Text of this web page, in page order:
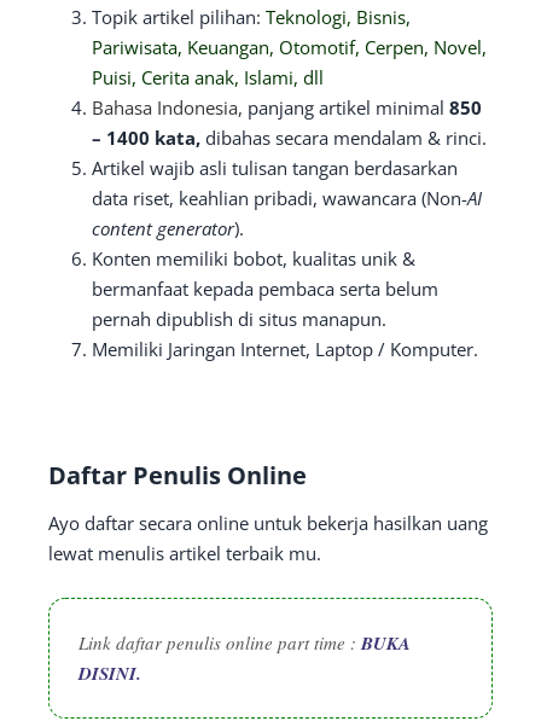
Topik artikel pilihan: Teknologi, Bisnis,
Pariwisata, Keuangan, Otomotif, Cerpen, Novel,
Puisi, Cerita anak, Islami, dll
Bahasa Indonesia, panjang artikel minimal 850
– 1400 kata, dibahas secara mendalam & rinci.
Artikel wajib asli tulisan tangan berdasarkan
data riset, keahlian pribadi, wawancara (Non-AI
content generator).
Konten memiliki bobot, kualitas unik &
bermanfaat kepada pembaca serta belum
pernah dipublish di situs manapun.
Memiliki Jaringan Internet, Laptop / Komputer.
Daftar Penulis Online
Ayo daftar secara online untuk bekerja hasilkan uang
lewat menulis artikel terbaik mu.
Link daftar penulis online part time : BUKA
DISINI.